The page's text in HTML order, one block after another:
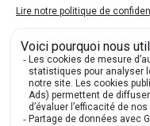
Il est
souvent
Mind mapping
Ce
petites